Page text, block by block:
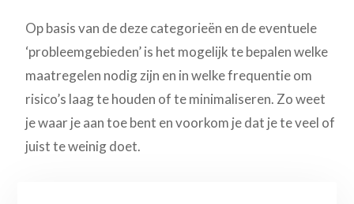
Op basis van de deze categorieën en de eventuele
‘probleemgebieden’ is het mogelijk te bepalen welke
maatregelen nodig zijn en in welke frequentie om
risico’s laag te houden of te minimaliseren. Zo weet
je waar je aan toe bent en voorkom je dat je te veel of
juist te weinig doet.